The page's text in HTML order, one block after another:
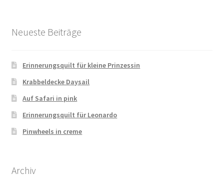
Neueste Beiträge
Erinnerungsquilt für kleine Prinzessin
Krabbeldecke Daysail
Auf Safari in pink
Erinnerungsquilt für Leonardo
Pinwheels in creme
Archiv